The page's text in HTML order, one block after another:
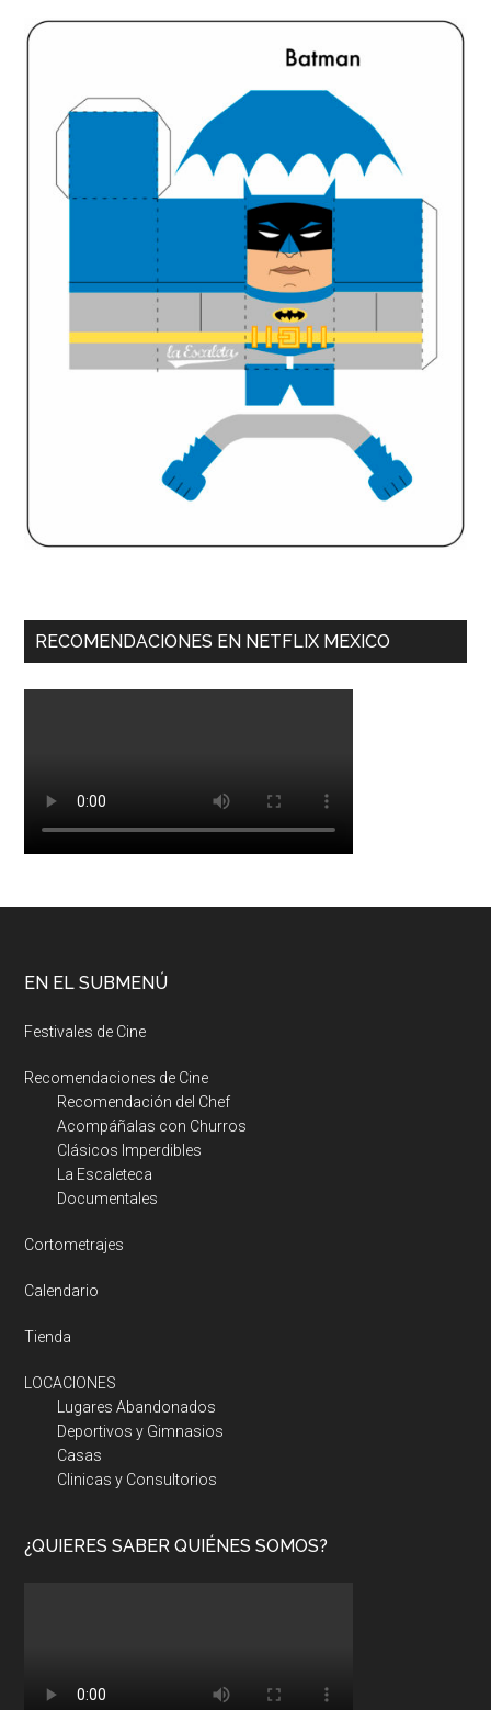
RECOMENDACIONES EN NETFLIX MEXICO
EN EL SUBMENÚ
Festivales de Cine
Recomendaciones de Cine
Recomendación del Chef
Acompáñalas con Churros
Clásicos Imperdibles
La Escaleteca
Documentales
Cortometrajes
Calendario
Tienda
LOCACIONES
Lugares Abandonados
Deportivos y Gimnasios
Casas
Clinicas y Consultorios
¿QUIERES SABER QUIÉNES SOMOS?